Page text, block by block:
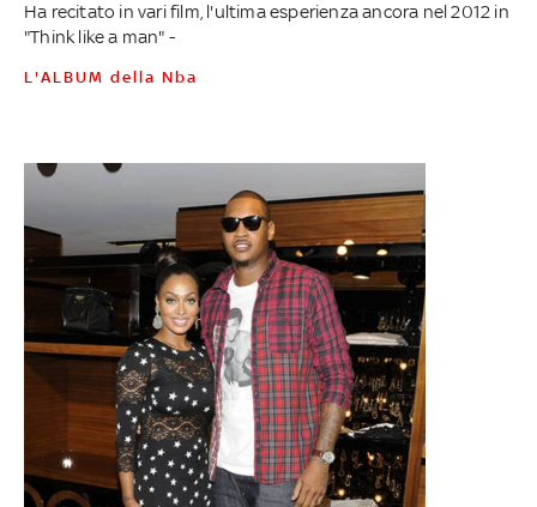
Ha recitato in vari film, l'ultima esperienza ancora nel 2012 in
"Think like a man" -
L'ALBUM della Nba